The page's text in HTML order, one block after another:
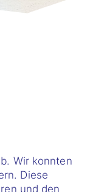
Wir konnten
Diese
und den